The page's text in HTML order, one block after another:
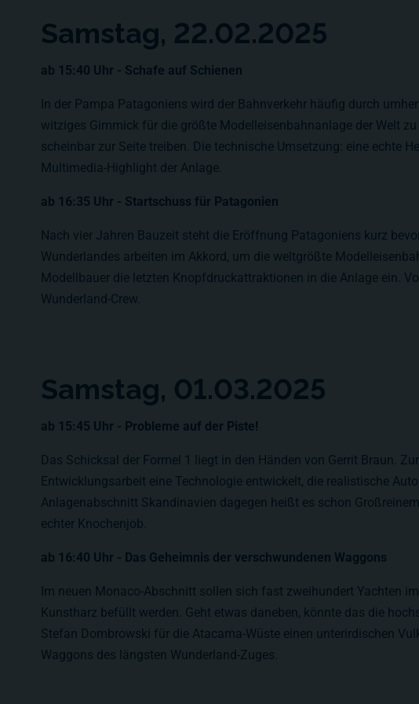
Samstag, 22.02.2025
ab 15:40 Uhr - Schafe auf Schienen
In der Pampa Patagoniens wird der Bahnverkehr häufig durch
witziges Gimmick für die größte Modelleisenbahnanlage der Welt
scheinbar zur Seite treiben. Die technische Umsetzung: eine echte
Multimedia-Highlight der Anlage.
ab 16:35 Uhr - Startschuss für Patagonien
Nach vier Jahren Bauzeit steht die Eröffnung Patagoniens kurz
Wunderlandes arbeiten im Akkord, um die weltgrößte
Modellbauer die letzten Knopfdruckattraktionen in die Anlage ein.
Wunderland-Crew.
Samstag, 01.03.2025
ab 15:45 Uhr - Probleme auf der Piste!
Das Schicksal der Formel 1 liegt in den Händen von Gerrit Braun.
Entwicklungsarbeit eine Technologie entwickelt, die realistische
Anlagenabschnitt Skandinavien dagegen heißt es schon
echter Knochenjob.
ab 16:40 Uhr - Das Geheimnis der verschwundenen Waggons
Im neuen Monaco-Abschnitt sollen sich fast zweihundert Yachten
Kunstharz befüllt werden. Geht etwas daneben, könnte das die
Stefan Dombrowski für die Atacama-Wüste einen unterirdischen
Waggons des längsten Wunderland-Zuges.